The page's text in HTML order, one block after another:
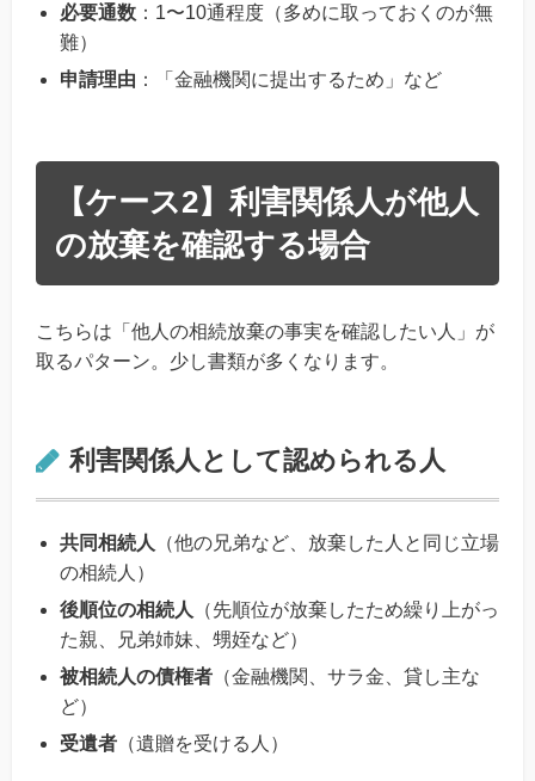
必要通数 ：1〜10通程度（多めに取っておくのが無
難）
申請理由 ：「金融機関に提出するため」など
【ケース2】利害関係人が他人
の放棄を確認する場合
こちらは「他人の相続放棄の事実を確認したい人」が
取るパターン。少し書類が多くなります。
利害関係人として認められる人
共同相続人
（他の兄弟など、放棄した人と同じ立場
の相続人）
後順位の相続人
（先順位が放棄したため繰り上がっ
た親、兄弟姉妹、甥姪など）
被相続人の債権者 （金融機関、サラ金、貸し主な
ど）
受遺者 （遺贈を受ける人）